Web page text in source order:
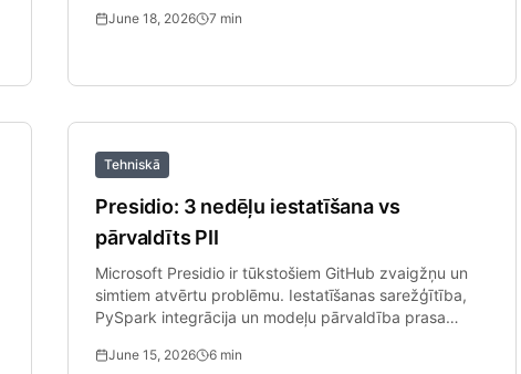
June 18, 2026 7 min
Tehniskā
Presidio: 3 nedēļu iestatīšana vs
pārvaldīts PII
Microsoft Presidio ir tūkstošiem GitHub zvaigžņu un
simtiem atvērtu problēmu. Iestatīšanas sarežģītība,
PySpark integrācija un modeļu pārvaldība prasa
June 15, 2026 6 min